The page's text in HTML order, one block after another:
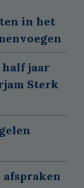
in het
half jaar
Sterk